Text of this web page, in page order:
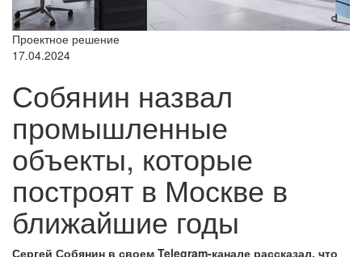
Проектное решение
17.04.2024
Собянин назвал
промышленные
объекты, которые
построят в Москве в
ближайшие годы
Сергей Собянин в своем Telegram-канале рассказал, что